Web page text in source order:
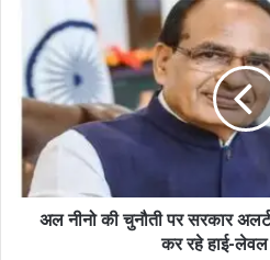
अल नीनो की चुनौती पर सरकार
कर रहे हाई-लेवल